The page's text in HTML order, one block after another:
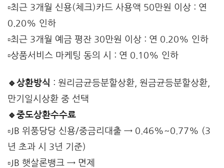
▫️최근 3개월 신용(체크)카드 사용액 50만원 이상 : 연
0.20% 인하
▫️최근 3개월 예금 평잔 30만원 이상 : 연 0.20% 인하
▫️상품서비스 마케팅 동의 시 : 연 0.10% 인하
🔹상환방식 : 원리금균등분할상환, 원금균등분할상환,
만기일시상환 중 선택
🔹중도상환수수료
▫️JB 위풍당당 신용/중금리대출 → 0.46%~0.77% (3
년 초과 시 3년 기준)
▫️JB 햇살론뱅크 → 면제